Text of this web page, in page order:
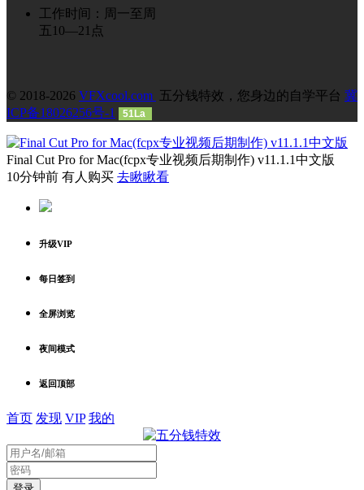
工作时间：周一至周
五10—21点
© 2018-2026 VFXcool.com 五分钱特效，您身边的自学平台 冀
ICP备18026256号-1
51La
Final Cut Pro for Mac(fcpx专业视频后期制作) v11.1.1中文版
10分钟前 有人购买 去瞅瞅看
升级VIP
每日签到
全屏浏览
夜间模式
返回顶部
首页 发现 VIP 我的